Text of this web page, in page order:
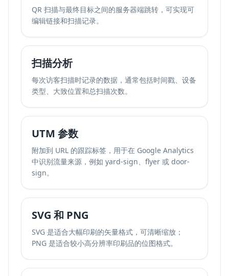
QR 扫描与最终目标之间的服务器端跳转，可实现可
编辑链接和扫描记录。
扫描分析
每次访客扫描时记录的数据，通常包括时间戳、设备
类型、大致位置和总扫描次数。
UTM 参数
附加到 URL 的跟踪标签，用于在 Google Analytics
中识别流量来源，例如 yard-sign、flyer 或 door-
sign。
SVG 和 PNG
SVG 是适合大幅印刷的矢量格式，可清晰缩放；
PNG 是适合较小高分辨率印刷品的位图格式。